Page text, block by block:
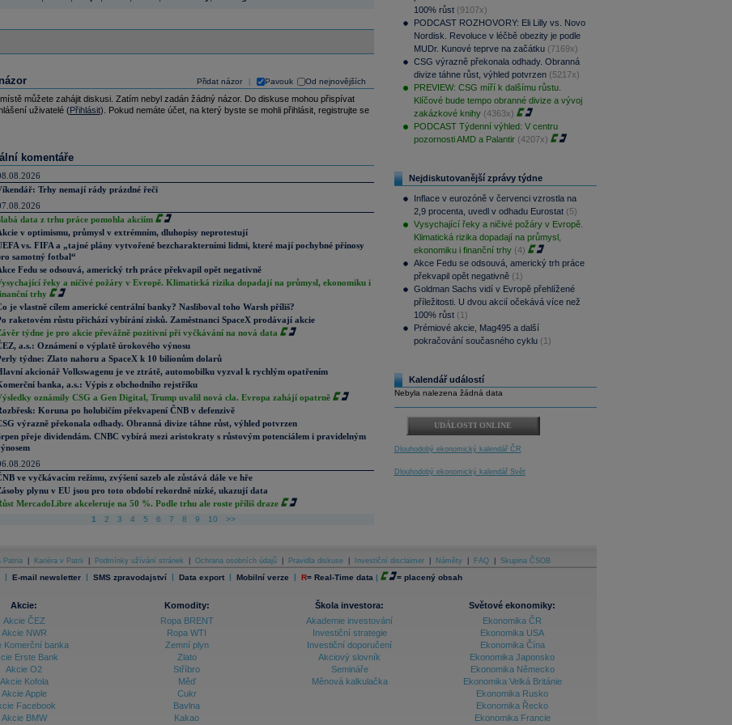
Přidat názor Pavouk Od nejnovějších
můžete zahájit diskusi. Zatím nebyl zadán žádný názor. Do diskuse mohou přispívat
uživatelé (Přihlásit). Pokud nemáte účet, na který byste se mohli přihlásit, registrujte se
komentáře
Trhy nemají rády prázdné řeči
data z trhu práce pomohla akciím
v optimismu, průmysl v extrémním, dluhopisy neprotestují
vs. FIFA a „tajné plány vytvořené bezcharakterními lidmi, které mají pochybné přínosy
samotný fotbal“
Fedu se odsouvá, americký trh práce překvapil opět negativně
řeky a ničivé požáry v Evropě. Klimatická rizika dopadají na průmysl, ekonomiku i
trhy
je vlastně cílem americké centrální banky? Nasliboval toho Warsh příliš?
raketovém růstu přichází vybírání zisků. Zaměstnanci SpaceX prodávají akcie
týdne je pro akcie převážně pozitivní při vyčkávání na nová data
a.s.: Oznámení o výplatě úrokového výnosu
týdne: Zlato nahoru a SpaceX k 10 bilionům dolarů
akcionář Volkswagenu je ve ztrátě, automobilku vyzval k rychlým opatřením
banka, a.s.: Výpis z obchodního rejstříku
oznámily CSG a Gen Digital, Trump uvalil nová cla. Evropa zahájí opatrně
Koruna po holubičím překvapení ČNB v defenzivě
výrazně překonala odhady. Obranná divize táhne růst, výhled potvrzen
přeje dividendám. CNBC vybírá mezi aristokraty s růstovým potenciálem i pravidelným
ve vyčkávacím režimu, zvýšení sazeb ale zůstává dále ve hře
plynu v EU jsou pro toto období rekordně nízké, ukazují data
MercadoLibre akceleruje na 50 %. Podle trhu ale roste příliš draze
1 2 3 4 5 6 7 8 9 10 >>
100% růst (9107x)
PODCAST ROZHOVORY: Eli Lilly vs. Novo
Nordisk. Revoluce v léčbě obezity je podle
MUDr. Kunové teprve na začátku (7169x)
CSG výrazně překonala odhady. Obranná
divize táhne růst, výhled potvrzen (5217x)
PREVIEW: CSG míří k dalšímu růstu.
Klíčové bude tempo obranné divize a vývoj
zakázkové knihy (4363x)
PODCAST Týdenní výhled: V centru
pozornosti AMD a Palantir (4207x)
Nejdiskutovanější zprávy týdne
Inflace v eurozóně v červenci vzrostla na
2,9 procenta, uvedl v odhadu Eurostat (5)
Vysychající řeky a ničivé požáry v Evropě.
Klimatická rizika dopadají na průmysl,
ekonomiku i finanční trhy (4)
Akce Fedu se odsouvá, americký trh práce
překvapil opět negativně (1)
Goldman Sachs vidí v Evropě přehlížené
příležitosti. U dvou akcií očekává více než
100% růst (1)
Prémiové akcie, Mag495 a další
pokračování současného cyklu (1)
Kalendář událostí
Nebyla nalezena žádná data
UDÁLOSTI ONLINE
Dlouhodobý ekonomický kalendář ČR
Dlouhodobý ekonomický kalendář Svět
Patria Kariéra v Patrii Podmínky užívání stránek Ochrana osobních údajů Pravidla diskuse Investiční disclaimer Náměty FAQ Skupina ČSOB
| E-mail newsletter | SMS zpravodajství | Data export | Mobilní verze | R= Real-Time data | = placený obsah
Akcie:
Akcie ČEZ
Akcie NWR
Komerční banka
Erste Bank
Akcie O2
Akcie Kofola
Akcie Apple
Facebook
Akcie BMW
Komodity:
Ropa BRENT
Ropa WTI
Zemní plyn
Zlato
Stříbro
Měď
Cukr
Bavlna
Kakao
Škola investora:
Akademie investování
Investiční strategie
Investiční doporučení
Akciový slovník
Semináře
Měnová kalkulačka
Světové ekonomiky:
Ekonomika ČR
Ekonomika USA
Ekonomika Čína
Ekonomika Japonsko
Ekonomika Německo
Ekonomika Velká Británie
Ekonomika Rusko
Ekonomika Řecko
Ekonomika Francie